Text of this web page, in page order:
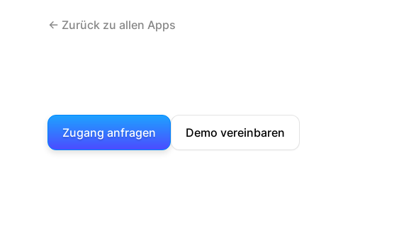
<- Zurück zu allen Apps
Zugang anfragen Demo vereinbaren